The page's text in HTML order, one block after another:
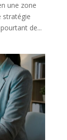
une zone
stratégie
de...